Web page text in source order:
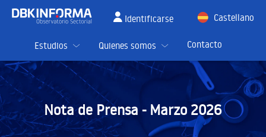
Identificarse
Castellano
Estudios
Quienes somos Contacto
Nota de Prensa - Marzo 2026